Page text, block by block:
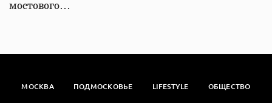
мостового…
МОСКВА ПОДМОСКОВЬЕ LIFESTYLE ОБЩЕСТВО